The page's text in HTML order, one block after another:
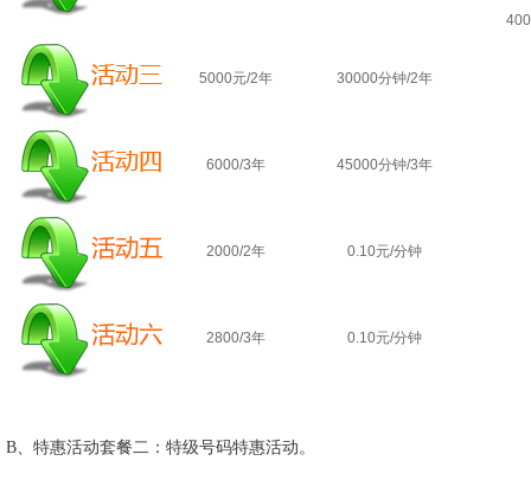
5000元/2年 30000分钟/2年
6000/3年 45000分钟/3年
2000/2年 0.10元/分钟
2800/3年 0.10元/分钟
B、特惠活动套餐二：特级号码特惠活动。